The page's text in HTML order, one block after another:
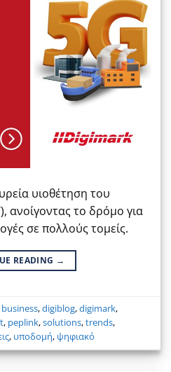
υιοθέτηση του
ανοίγοντας το δρόμο για
σε πολλούς τομείς.
READING →
business,digiblog,digimark,
, peplink,solutions,trends,
, υποδομή, ψηφιακό